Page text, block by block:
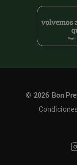
© 2026 Bon